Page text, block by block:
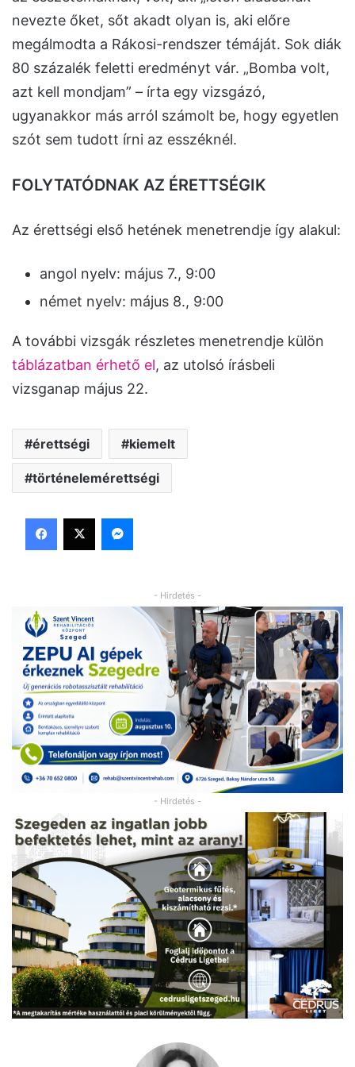
nevezte őket, sőt akadt olyan is, aki előre
megálmodta a Rákosi-rendszer témáját. Sok diák
80 százalék feletti eredményt vár. „Bomba volt,
azt kell mondjam” – írta egy vizsgázó,
ugyanakkor más arról számolt be, hogy egyetlen
szót sem tudott írni az esszéknél.
FOLYTATÓDNAK AZ ÉRETTSÉGIK
Az érettségi első hetének menetrendje így alakul:
angol nyelv: május 7., 9:00
német nyelv: május 8., 9:00
A további vizsgák részletes menetrendje külön
táblázatban érhető el, az utolsó írásbeli
vizsganap május 22.
érettségi kiemelt
történelemérettségi
Facebook
X Messenger
- Hirdetés -
- Hirdetés -